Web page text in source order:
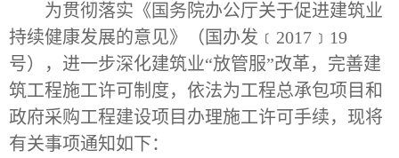
为贯彻落实《国务院办公厅关于促进建筑业
持续健康发展的意见》（国办发﹝ 2017 ﹞ 19
号），进一步深化建筑业“放管服”改革，完善建
筑工程施工许可制度，依法为工程总承包项目和
政府采购工程建设项目办理施工许可手续，现将
有关事项通知如下：